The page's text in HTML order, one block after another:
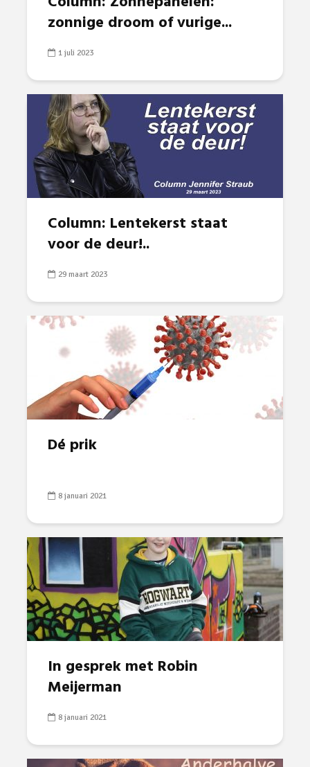
zonnige droom of vurige...
1 juli 2023
Column: Lentekerst staat
voor de deur!..
29 maart 2023
Dé prik
8 januari 2021
In gesprek met Robin
Meijerman
8 januari 2021